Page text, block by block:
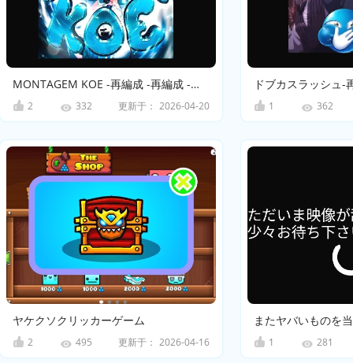
MONTAGEM KOE -再編成 -再編成 -再編成 -再編成
2 332 更新于： 2026-04-20 1 362
ヤケクソクリッカーゲーム
2 495 更新于： 2026-04-16 1 281